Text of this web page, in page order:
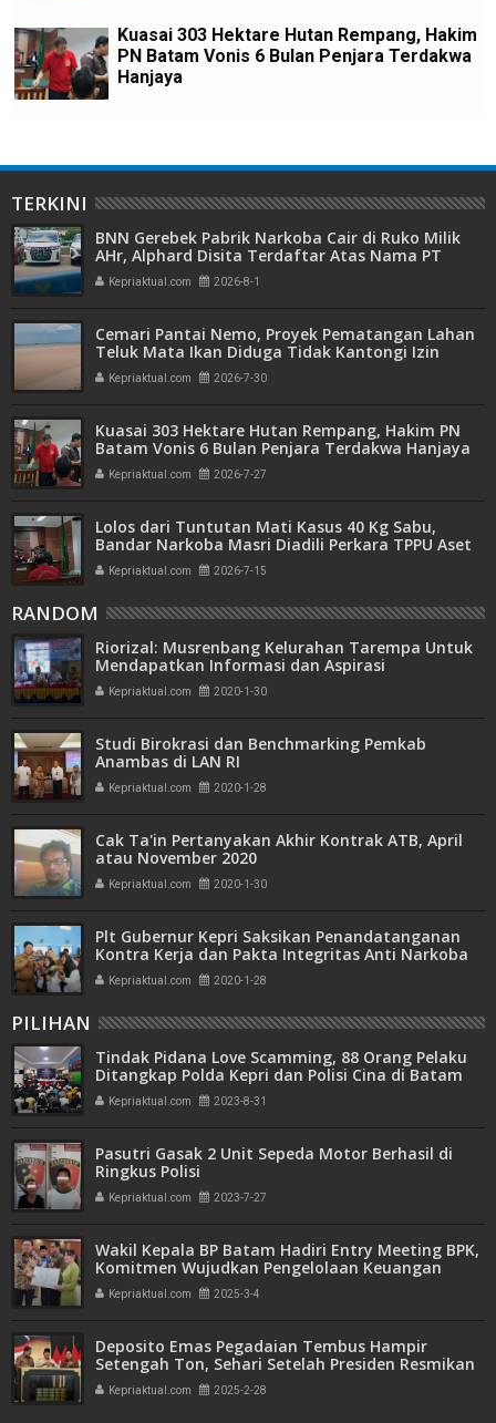
Kuasai 303 Hektare Hutan Rempang, Hakim
PN Batam Vonis 6 Bulan Penjara Terdakwa
Hanjaya
TERKINI
BNN Gerebek Pabrik Narkoba Cair di Ruko Milik
AHr, Alphard Disita Terdaftar Atas Nama PT
Mitra Usaha Properti
Kepriaktual.com 2026-8-1
Cemari Pantai Nemo, Proyek Pematangan Lahan
Teluk Mata Ikan Diduga Tidak Kantongi Izin
Amdal
Kepriaktual.com 2026-7-30
Kuasai 303 Hektare Hutan Rempang, Hakim PN
Batam Vonis 6 Bulan Penjara Terdakwa Hanjaya
Kepriaktual.com 2026-7-27
Lolos dari Tuntutan Mati Kasus 40 Kg Sabu,
Bandar Narkoba Masri Diadili Perkara TPPU Aset
Miliaran
Kepriaktual.com 2026-7-15
RANDOM
Riorizal: Musrenbang Kelurahan Tarempa Untuk
Mendapatkan Informasi dan Aspirasi
Kepriaktual.com 2020-1-30
Studi Birokrasi dan Benchmarking Pemkab
Anambas di LAN RI
Kepriaktual.com 2020-1-28
Cak Ta'in Pertanyakan Akhir Kontrak ATB, April
atau November 2020
Kepriaktual.com 2020-1-30
Plt Gubernur Kepri Saksikan Penandatanganan
Kontra Kerja dan Pakta Integritas Anti Narkoba
Kepriaktual.com 2020-1-28
PILIHAN
Tindak Pidana Love Scamming, 88 Orang Pelaku
Ditangkap Polda Kepri dan Polisi Cina di Batam
Kepriaktual.com 2023-8-31
Pasutri Gasak 2 Unit Sepeda Motor Berhasil di
Ringkus Polisi
Kepriaktual.com 2023-7-27
Wakil Kepala BP Batam Hadiri Entry Meeting BPK,
Komitmen Wujudkan Pengelolaan Keuangan
Transparan dan Akuntabel
Kepriaktual.com 2025-3-4
Deposito Emas Pegadaian Tembus Hampir
Setengah Ton, Sehari Setelah Presiden Resmikan
Bank Emas
Kepriaktual.com 2025-2-28